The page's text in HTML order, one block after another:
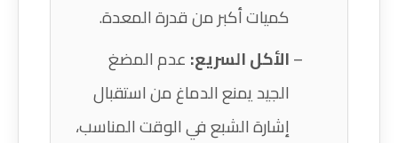
كميات أكبر من قدرة المعدة.
الأكل السريع: عدم المضغ
الجيد يمنع الدماغ من استقبال
إشارة الشبع في الوقت المناسب،